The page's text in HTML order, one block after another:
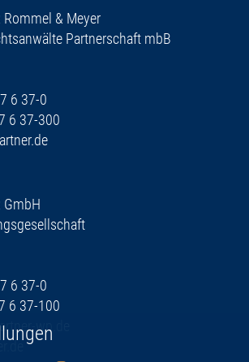
Rommel & Meyer
Partnerschaft mbB
6 37-0
6 37-300
GmbH
6 37-0
6 37-100
wp.de